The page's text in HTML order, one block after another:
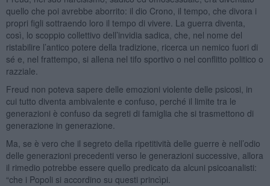
quello che poi avrebbe aborrito: il dio Crono, il tempo, che divora i
propri figli sottraendo loro il tempo di vivere. La guerra diventa,
così, lo scoppio collettivo dell’invidia sadica, che, nel nome del
ristabilire l’antico potere della tradizione, ricerca un nemico fuori di
sé e, nel frattempo, si allena nel tifo sportivo o nel conflitto politico o
razziale.
Freud non poteva sapere delle emozioni violente delle psicosi, in
cui tutto diventa ambivalente e confuso, perché il limite tra le
generazioni è confuso da segreti di famiglia che si trasmettono di
generazione in generazione.
Ma, se è vero che il segreto della ripetitività delle guerre è nell’odio
delle generazioni precedenti verso le generazioni successive, allora
il rimedio potrebbe essere quello predicato da alcuni psicoanalisti:
“che i Popoli si accordino su questi princìpi.